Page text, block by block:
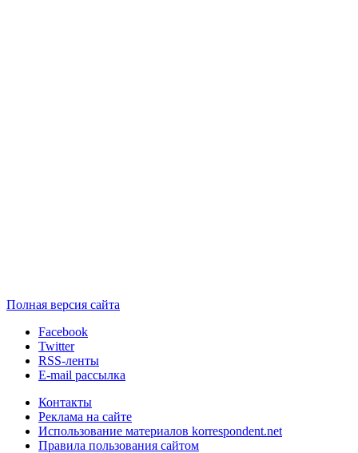
Полная версия сайта
Facebook
Twitter
RSS-ленты
E-mail рассылка
Контакты
Реклама на сайте
Использование материалов korrespondent.net
Правила пользования сайтом